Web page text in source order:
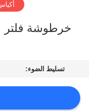
مراقبة
الجودة
خرطوشة فلتر
تسليط الضوء: